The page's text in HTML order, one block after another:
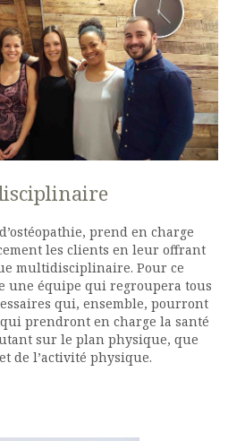
prend en charge
les clients en leur offrant
multidisciplinaire. Pour ce
une équipe qui regroupera tous
qui, ensemble, pourront
prendront en charge la santé
sur le plan physique, que
de l’activité physique.